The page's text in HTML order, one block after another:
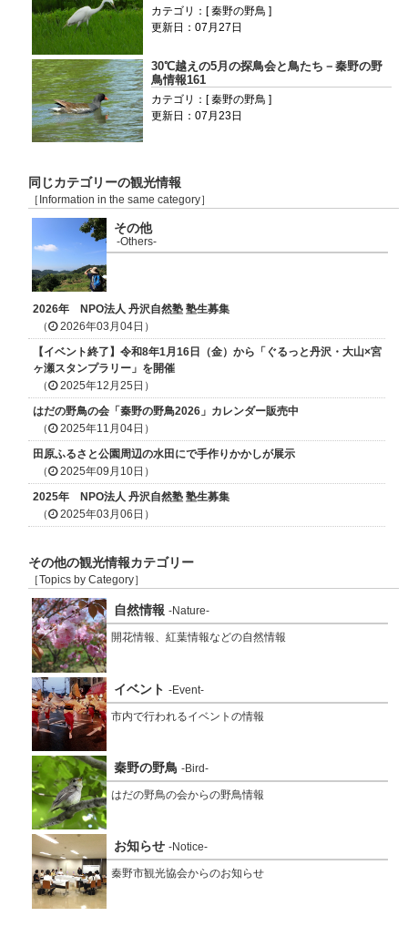
カテゴリ：[ 秦野の野鳥 ]
更新日：07月27日
30℃越えの5月の探鳥会と鳥たち－秦野の野
鳥情報161
カテゴリ：[ 秦野の野鳥 ]
更新日：07月23日
同じカテゴリーの観光情報
［Information in the same category］
その他
-Others-
2026年 NPO法人 丹沢自然塾 塾生募集
（
2026年03月04日）
【イベント終了】令和8年1月16日（金）から「ぐるっと丹沢・大山×宮
ヶ瀬スタンプラリー」を開催
（
2025年12月25日）
はだの野鳥の会「秦野の野鳥2026」カレンダー販売中
（
2025年11月04日）
田原ふるさと公園周辺の水田にで手作りかかしが展示
（
2025年09月10日）
2025年 NPO法人 丹沢自然塾 塾生募集
（
2025年03月06日）
その他の観光情報カテゴリー
［Topics by Category］
自然情報 -Nature-
開花情報、紅葉情報などの自然情報
イベント -Event-
市内で行われるイベントの情報
秦野の野鳥 -Bird-
はだの野鳥の会からの野鳥情報
お知らせ -Notice-
秦野市観光協会からのお知らせ